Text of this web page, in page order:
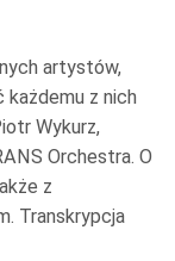
artystów,
z nich
Wykurz,
Orchestra. O
z
Transkrypcja